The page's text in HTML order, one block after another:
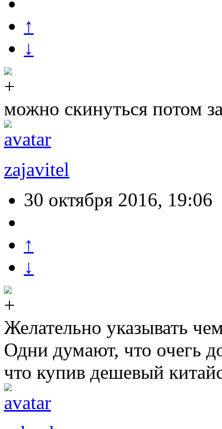
↑
↓
можно скинуться потом
zajavitel
30 октября 2016, 19:06
↑
↓
Желательно указывать
Одни думают, что очегь
что купив дешевый